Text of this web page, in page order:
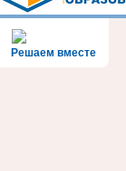
Решаем вместе